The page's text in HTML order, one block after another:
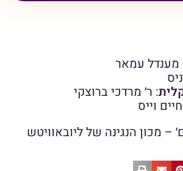
מענדל עמאר
: ר׳ מרדכי ברוצקי
וייס
– מכון הנגינה של ליובאוויטש